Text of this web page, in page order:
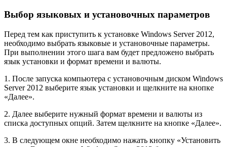
Выбор языковых и установочных параметров
Перед тем как приступить к установке Windows Server 2012,
необходимо выбрать языковые и установочные параметры.
При выполнении этого шага вам будет предложено выбрать
язык установки и формат времени и валюты.
1. После запуска компьютера с установочным диском Windows
Server 2012 выберите язык установки и щелкните на кнопке
«Далее».
2. Далее выберите нужный формат времени и валюты из
списка доступных опций. Затем щелкните на кнопке «Далее».
3. В следующем окне необходимо нажать кнопку «Установить